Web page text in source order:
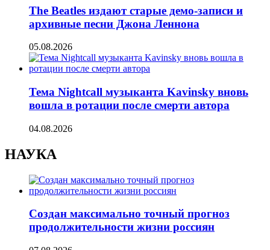
The Beatles издают старые демо-записи и
архивные песни Джона Леннона
05.08.2026
Тема Nightcall музыканта Kavinsky вновь
вошла в ротации после смерти автора
04.08.2026
НАУКА
Создан максимально точный прогноз
продолжительности жизни россиян